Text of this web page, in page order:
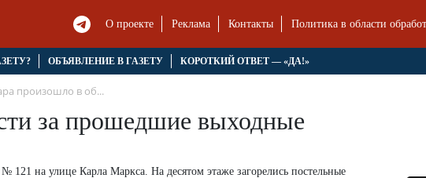
О проекте Реклама Контакты Политика в области
ОБЪЯВЛЕНИЕ В ГАЗЕТУ КОРОТКИЙ ОТВЕТ — «ДА!»
произошло в об...
за прошедшие выходные
на улице Карла Маркса. На десятом этаже загорелись постельные